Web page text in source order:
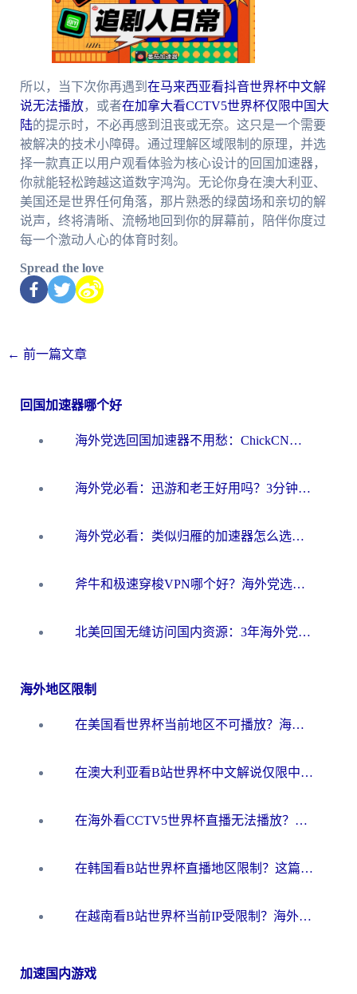
所以，当下次你再遇到 在马来西亚看抖音世界杯中文解
说无法播放，或者在加拿大看CCTV5世界杯仅限中国大
陆的提示时，不必再感到沮丧或无奈。这只是一个需要
被解决的技术小障碍。通过理解区域限制的原理，并选
择一款真正以用户观看体验为核心设计的回国加速器，
你就能轻松跨越这道数字鸿沟。无论你身在澳大利亚、
美国还是世界任何角落，那片熟悉的绿茵场和亲切的解
说声，终将清晰、流畅地回到你的屏幕前，陪伴你度过
每一个激动人心的体育时刻。
Spread the love
← 前一篇文章
回国加速器哪个好
海外党选回国加速器不用愁：ChickCN和洞见哪个好？一篇搞定所有疑问
海外党必看：迅游和老王好用吗？3分钟选对加速国内网络的加速器
海外党必看：类似归雁的加速器怎么选？一篇搞定无缝访问国内资源
斧牛和极速穿梭VPN哪个好？海外党选回国加速器必看的真实对比与避坑指南
北美回国无缝访问国内资源：3年海外党亲测的加速器选择指南
海外地区限制
在美国看世界杯当前地区不可播放？海外党体育观赛终极指南来了！
在澳大利亚看B站世界杯中文解说仅限中国大陆？这篇指南帮你打破限制看遍赛事
在海外看CCTV5世界杯直播无法播放？这篇指南让你和国内球迷同步呐喊
在韩国看B站世界杯直播地区限制？这篇指南让你告别“当前地区不可播放”
在越南看B站世界杯当前IP受限制？海外党体育观赛终极指南来了
加速国内游戏